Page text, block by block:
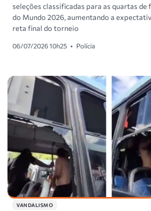
seleções classificadas para as quartas de
do Mundo 2026, aumentando a
reta final do torneio
06/07/2026 10h25 • Polícia
VANDALISMO